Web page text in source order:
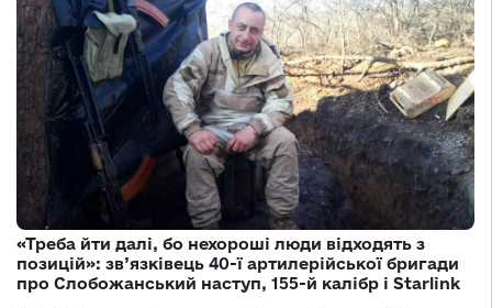
«Треба йти далі, бо нехороші люди відходять з
позицій»: зв’язківець 40-ї артилерійської бригади
про Слобожанський наступ, 155-й калібр і Starlink